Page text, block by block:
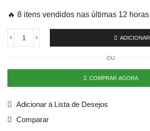
🔥 8 itens vendidos nas últimas 12 horas
ADICIONAR
OU
COMPRAR AGORA
Adicionar à Lista de Desejos
Comparar